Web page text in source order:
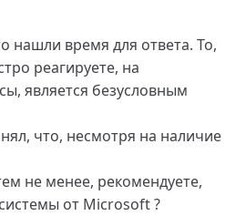
нашли время для ответа. То,
реагируете, на
является безусловным
что, несмотря на наличие
не менее, рекомендуете,
от Microsoft ?